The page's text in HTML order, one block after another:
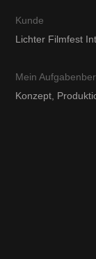
Kunde
Lichter Filmfest
Mein
Konzept,